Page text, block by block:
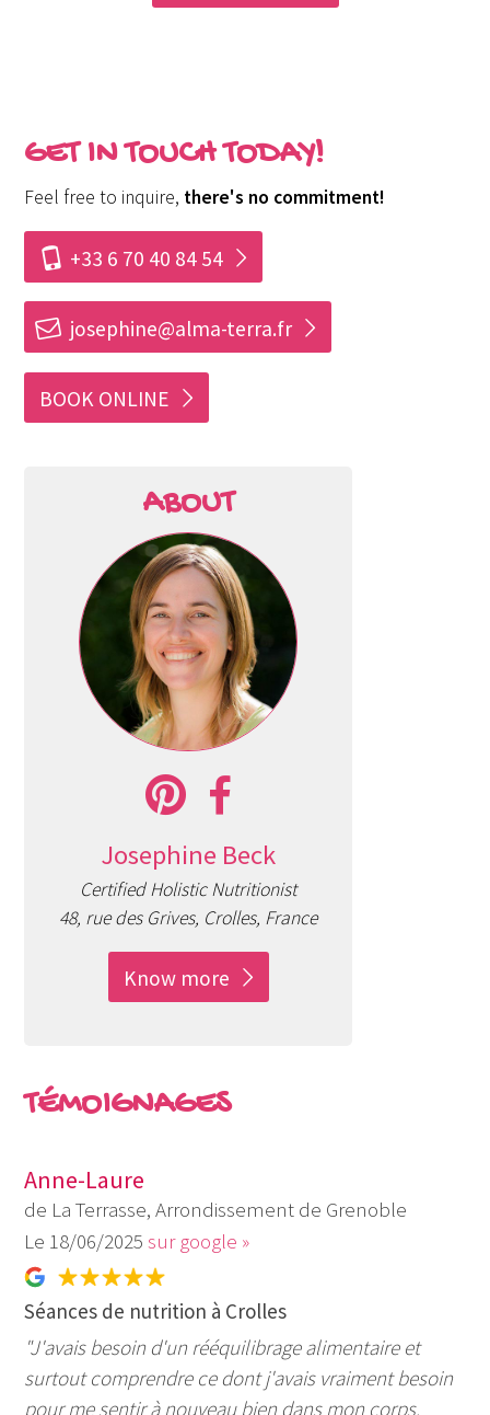
ABOUT
Josephine Beck
Certified Holistic Nutritionist
48, rue des Grives, Crolles, France
Know more
GET IN TOUCH TODAY!
Feel free to inquire, there's no commitment!
i +33 6 70 40 84 54
h josephine@alma-terra.fr
BOOK ONLINE
TÉMOIGNAGES
Anne-Laure
de La Terrasse, Arrondissement de Grenoble
18/06/2025sur google »
Séances de nutrition à Crolles
"J'avais besoin d'un rééquilibrage alimentaire et
surtout comprendre ce dont j'avais vraiment besoin
pour me sentir à nouveau bien dans mon corps.